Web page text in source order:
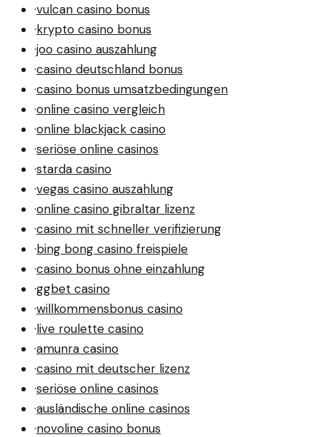
·vulcan casino bonus
·krypto casino bonus
·joo casino auszahlung
·casino deutschland bonus
·casino bonus umsatzbedingungen
·online casino vergleich
·online blackjack casino
·seriöse online casinos
·starda casino
·vegas casino auszahlung
·online casino gibraltar lizenz
·casino mit schneller verifizierung
·bing bong casino freispiele
·casino bonus ohne einzahlung
·ggbet casino
·willkommensbonus casino
·live roulette casino
·amunra casino
·casino mit deutscher lizenz
·seriöse online casinos
·ausländische online casinos
·novoline casino bonus